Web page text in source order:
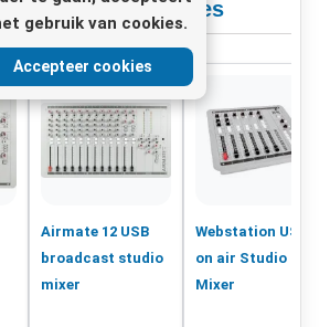
gebruik van cookies.
Accepteer cookies
Consoles
Airmate 12 USB
broadcast studio
mixer
Webstation USB
on air Studio
Mixer